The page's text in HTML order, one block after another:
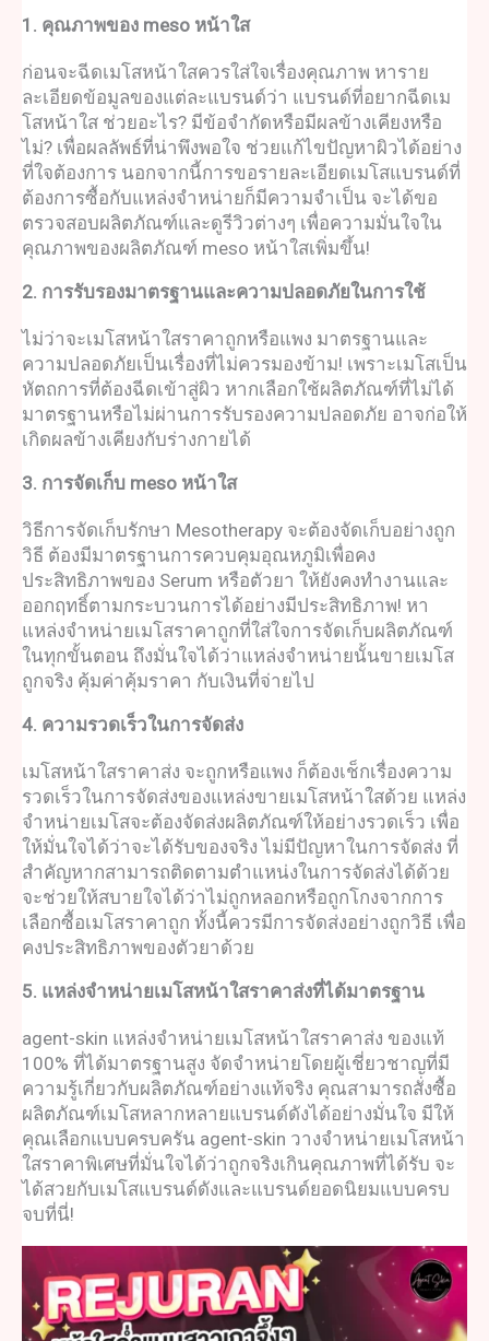
1. คุณภาพของ meso หน้าใส
ก่อนจะฉีดเมโสหน้าใสควรใส่ใจเรื่องคุณภาพ หาราย
ละเอียดข้อมูลของแต่ละแบรนด์ว่า แบรนด์ที่อยากฉีดเม
โสหน้าใส ช่วยอะไร? มีข้อจำกัดหรือมีผลข้างเคียงหรือ
ไม่? เพื่อผลลัพธ์ที่น่าพึงพอใจ ช่วยแก้ไขปัญหาผิวได้อย่าง
ที่ใจต้องการ นอกจากนี้การขอรายละเอียดเมโสแบรนด์ที่
ต้องการซื้อกับแหล่งจำหน่ายก็มีความจำเป็น จะได้ขอ
ตรวจสอบผลิตภัณฑ์และดูรีวิวต่างๆ เพื่อความมั่นใจใน
คุณภาพของผลิตภัณฑ์ meso หน้าใสเพิ่มขึ้น!
2. การรับรองมาตรฐานและความปลอดภัยในการใช้
ไม่ว่าจะเมโสหน้าใสราคาถูกหรือแพง มาตรฐานและ
ความปลอดภัยเป็นเรื่องที่ไม่ควรมองข้าม! เพราะเมโสเป็น
หัตถการที่ต้องฉีดเข้าสู่ผิว หากเลือกใช้ผลิตภัณฑ์ที่ไม่ได้
มาตรฐานหรือไม่ผ่านการรับรองความปลอดภัย อาจก่อให้
เกิดผลข้างเคียงกับร่างกายได้
3. การจัดเก็บ meso หน้าใส
วิธีการจัดเก็บรักษา Mesotherapy จะต้องจัดเก็บอย่างถูก
วิธี ต้องมีมาตรฐานการควบคุมอุณหภูมิเพื่อคง
ประสิทธิภาพของ Serum หรือตัวยา ให้ยังคงทำงานและ
ออกฤทธิ์ตามกระบวนการได้อย่างมีประสิทธิภาพ! หา
แหล่งจำหน่ายเมโสราคาถูกที่ใส่ใจการจัดเก็บผลิตภัณฑ์
ในทุกขั้นตอน ถึงมั่นใจได้ว่าแหล่งจำหน่ายนั้นขายเมโส
ถูกจริง คุ้มค่าคุ้มราคา กับเงินที่จ่ายไป
4. ความรวดเร็วในการจัดส่ง
เมโสหน้าใสราคาส่ง จะถูกหรือแพง ก็ต้องเช็กเรื่องความ
รวดเร็วในการจัดส่งของแหล่งขายเมโสหน้าใสด้วย แหล่ง
จำหน่ายเมโสจะต้องจัดส่งผลิตภัณฑ์ให้อย่างรวดเร็ว เพื่อ
ให้มั่นใจได้ว่าจะได้รับของจริง ไม่มีปัญหาในการจัดส่ง ที่
สำคัญหากสามารถติดตามตำแหน่งในการจัดส่งได้ด้วย
จะช่วยให้สบายใจได้ว่าไม่ถูกหลอกหรือถูกโกงจากการ
เลือกซื้อเมโสราคาถูก ทั้งนี้ควรมีการจัดส่งอย่างถูกวิธี เพื่อ
คงประสิทธิภาพของตัวยาด้วย
5. แหล่งจำหน่ายเมโสหน้าใสราคาส่งที่ได้มาตรฐาน
agent-skin แหล่งจำหน่ายเมโสหน้าใสราคาส่ง ของแท้
100% ที่ได้มาตรฐานสูง จัดจำหน่ายโดยผู้เชี่ยวชาญที่มี
ความรู้เกี่ยวกับผลิตภัณฑ์อย่างแท้จริง คุณสามารถสั่งซื้อ
ผลิตภัณฑ์เมโสหลากหลายแบรนด์ดังได้อย่างมั่นใจ มีให้
คุณเลือกแบบครบครัน agent-skin วางจำหน่ายเมโสหน้า
ใสราคาพิเศษที่มั่นใจได้ว่าถูกจริงเกินคุณภาพที่ได้รับ จะ
ได้สวยกับเมโสแบรนด์ดังและแบรนด์ยอดนิยมแบบครบ
จบที่นี่!